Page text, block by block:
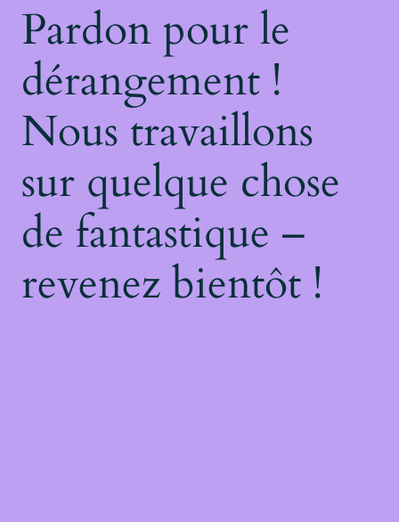
Pardon pour le
dérangement !
Nous travaillons
sur quelque chose
de fantastique –
revenez bientôt !